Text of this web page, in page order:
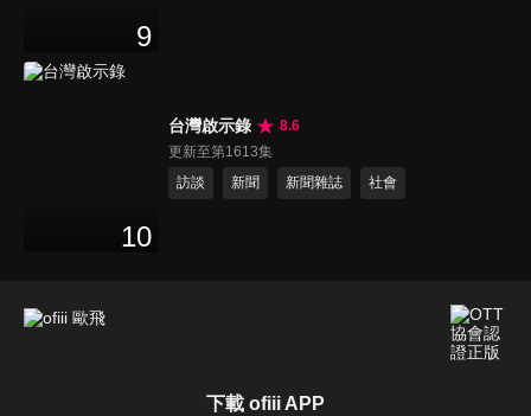
9
10
台灣啟示錄
8.6
更新至第1613集
訪談
新聞 新聞雜誌 社會
下載 ofiii APP